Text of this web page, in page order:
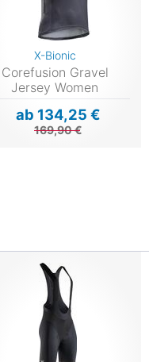
X-Bionic
Corefusion Gravel
Jersey Women
ab 134,25 €
169,90 €